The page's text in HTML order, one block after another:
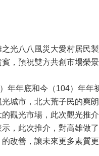
光八八風災大愛村居民
，預祝雙方共創市場榮景
年年底和今（104）年
城市，北大荒子民的爽
觀光市場，此次觀光推
，此次推介，對高雄做
改善，讓未來更多素質